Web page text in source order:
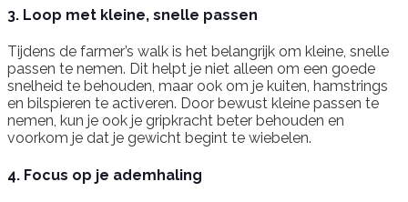
3. Loop met kleine, snelle passen
Tijdens de farmer’s walk is het belangrijk om kleine, snelle
passen te nemen. Dit helpt je niet alleen om een goede
snelheid te behouden, maar ook om je kuiten, hamstrings
en bilspieren te activeren. Door bewust kleine passen te
nemen, kun je ook je gripkracht beter behouden en
voorkom je dat je gewicht begint te wiebelen.
4. Focus op je ademhaling